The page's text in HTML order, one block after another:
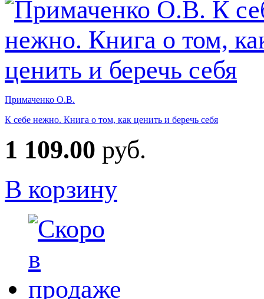
Примаченко О.В.
К себе нежно. Книга о том, как ценить и беречь себя
1 109.00 руб.
В корзину